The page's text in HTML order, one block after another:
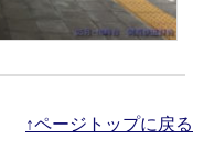
↑ページトップに戻る